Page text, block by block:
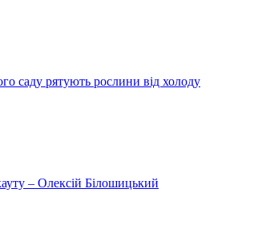
саду рятують рослини від холоду
– Олексій Білошицький